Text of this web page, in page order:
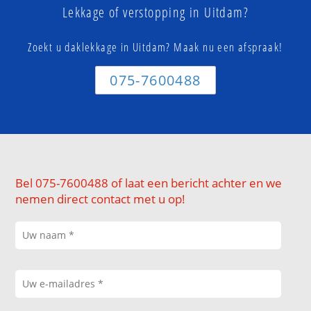
Lekkage of verstopping in Uitdam?
Zoekt u daklekkage in Uitdam? Maak nu een afspraak!
075-7600488
Bel 075-7600488 of laat een bericht achter en we
nemen direct contact met u op!